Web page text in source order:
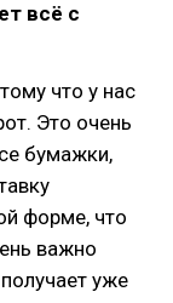
всё с
что у нас
Это очень
бумажки,
форме, что
важно
уже